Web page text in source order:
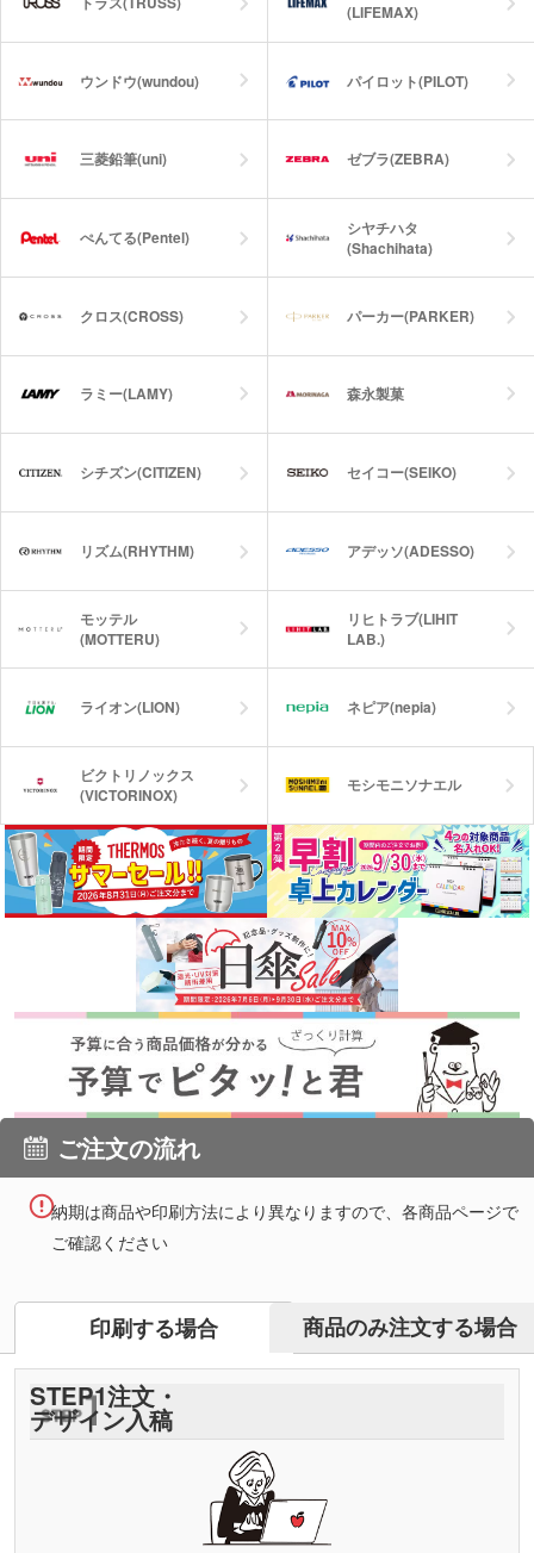
(LIFEMAX)
ウンドウ(wundou) パイロット(PILOT)
三菱鉛筆(uni) ゼブラ(ZEBRA)
ぺんてる(Pentel)
シヤチハタ
(Shachihata)
クロス(CROSS) パーカー(PARKER)
ラミー(LAMY) 森永製菓
シチズン(CITIZEN) セイコー(SEIKO)
リズム(RHYTHM) アデッソ(ADESSO)
モッテル
(MOTTERU)
リヒトラブ(LIHIT
LAB.)
ライオン(LION) ネピア(nepia)
ビクトリノックス
(VICTORINOX)
モシモニソナエル
ご注文の流れ
納期は商品や印刷方法により異なりますので、各商品ページで
ご確認ください
印刷する場合 商品のみ注文する場合
STEP1注文・
デザイン入稿